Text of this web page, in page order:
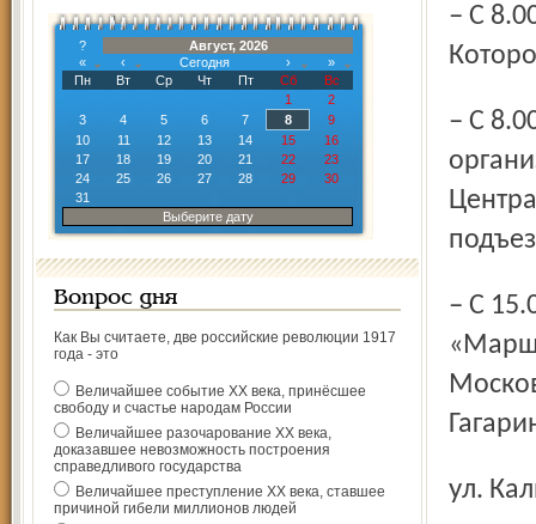
?
Август, 2026
«
‹ Сегодня ›
»
Пн
Вт Ср Чт Пт Сб
Вс
1
2
3
4 5 6 7 8
9
10
11 12 13 14 15
16
17
18 19 20 21 22
23
24
25 26 27 28 29
30
31
Выберите дату
Вопрос дня
Как Вы считаете, две российские революции 1917
года - это
Величайшее событие ХХ века, принёсшее
свободу и счастье народам России
Величайшее разочарование ХХ века,
доказавшее невозможность построения
справедливого государства
Величайшее преступление ХХ века, ставшее
причиной гибели миллионов людей
– C 8.00 до 10.30 в районе Успенского собора на участках
– С 8.00 в районе мемориала в посёлке Туношна будет
– C 15.00 во время движения колонны участников
ул.